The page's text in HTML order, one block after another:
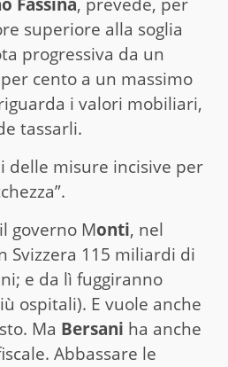
superiore alla soglia
progressiva da un
cento a un massimo
i valori mobiliari,
tassarli.
delle misure incisive per
governo Monti, nel
Svizzera 115 miliardi di
e da lì fuggiranno
ospitali). E vuole anche
Ma Bersani ha anche
Abbassare le